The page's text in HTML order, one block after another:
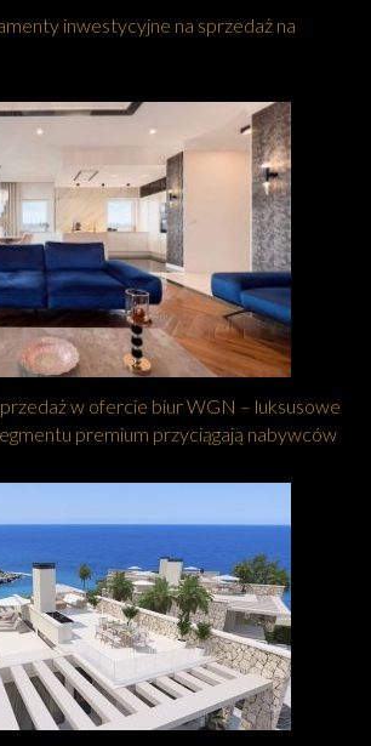
inwestycyjne na sprzedaż na
w ofercie biur WGN – luksusowe
premium przyciągają nabywców